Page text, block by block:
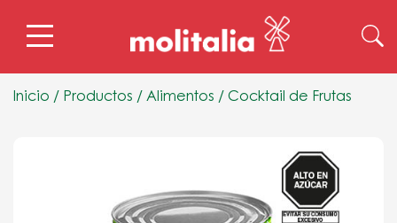
Inicio / Productos / Alimentos / Cocktail de Frutas